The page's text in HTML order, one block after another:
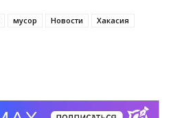
мусор Новости
Хакасия